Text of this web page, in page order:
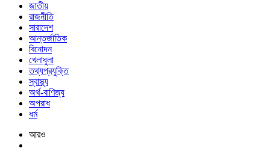
জাতীয়
রাজনীতি
সারাদেশ
আন্তর্জাতিক
বিনোদন
খেলাধুলা
তথ্যপ্রযুক্তি
স্বাস্থ্য
অর্থ-বাণিজ্য
অপরাধ
ধর্ম
আরও